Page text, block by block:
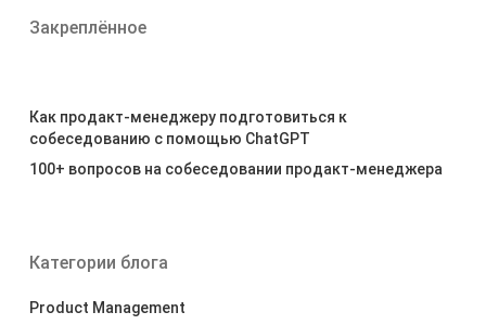
Закреплённое
Как продакт-менеджеру подготовиться к
собеседованию с помощью ChatGPT
100+ вопросов на собеседовании продакт-менеджера
Категории блога
Product Management